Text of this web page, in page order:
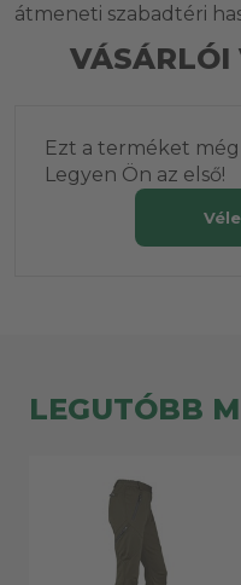
átmeneti szabadtéri
VÁSÁRLÓI
Ezt a terméket
Legyen Ön az első!
LEGUTÓBB